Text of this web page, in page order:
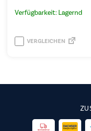
Verfügbarkeit: Lagernd
VERGLEICHEN